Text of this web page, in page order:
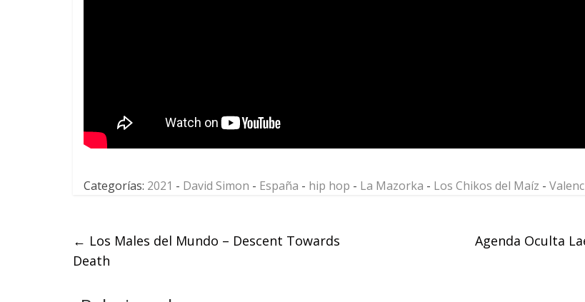
Categorías: 2021 - David Simon - España - hip hop - La Mazorka - Los Chikos del Maíz -
← Los Males del Mundo – Descent Towards
Death
Agenda Oculta